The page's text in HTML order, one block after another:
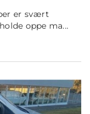
er svært
oppe ma...